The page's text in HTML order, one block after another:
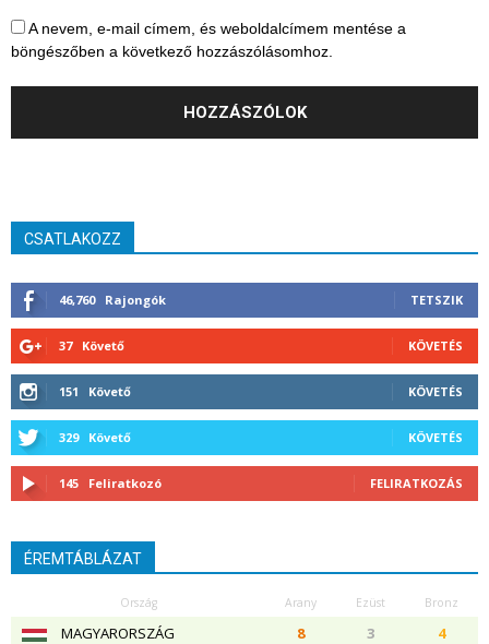
A nevem, e-mail címem, és weboldalcímem mentése a
böngészőben a következő hozzászólásomhoz.
CSATLAKOZZ
46,760 Rajongók TETSZIK
37 Követő KÖVETÉS
151 Követő KÖVETÉS
329 Követő KÖVETÉS
145 Feliratkozó FELIRATKOZÁS
ÉREMTÁBLÁZAT
Ország Arany Ezüst Bronz
MAGYARORSZÁG 8 3
4